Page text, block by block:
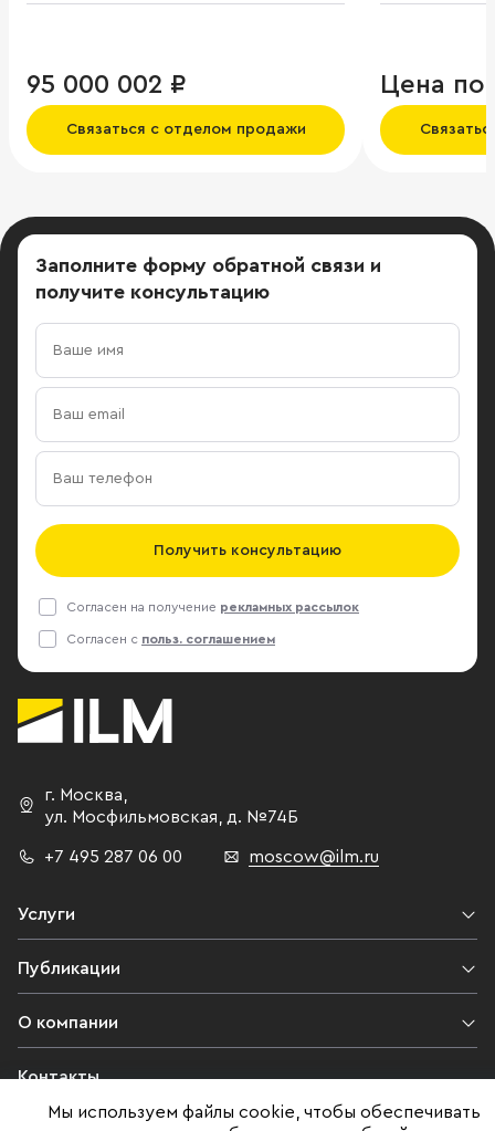
наземная парковка. Помещения
95 000 002 ₽
Связаться с отделом продажи
Цена по
Заполните форму обратной связи и
получите консультацию
Получить консультацию
Согласен на получение рекламных рассылок
Согласен с польз. соглашением
г. Москва,
ул. Мосфильмовская, д. №74Б
+7 495 287 06 00 moscow@ilm.ru
Услуги
Публикации
О компании
Контакты
Мы используем файлы cookie, чтобы обеспечивать